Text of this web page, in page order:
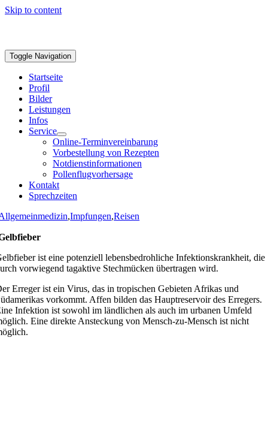
Skip to content
Toggle Navigation
Startseite
Profil
Bilder
Leistungen
Infos
Service
Online-Terminvereinbarung
Vorbestellung von Rezepten
Notdienstinformationen
Pollenflugvorhersage
Kontakt
Sprechzeiten
,Impfungen,Reisen
ist eine potenziell lebensbedrohliche Infektionskrankheit, die
vorwiegend tagaktive Stechmücken übertragen wird.
Erreger ist ein Virus, das in tropischen Gebieten Afrikas und
vorkommt. Affen bilden das Hauptreservoir des Erregers.
Infektion ist sowohl im ländlichen als auch im urbanen Umfeld
Eine direkte Ansteckung von Mensch-zu-Mensch ist nicht